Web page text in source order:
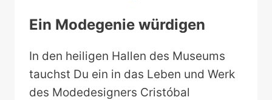
Ein Modegenie würdigen
In den heiligen Hallen des Museums
tauchst Du ein in das Leben und Werk
des Modedesigners Cristóbal